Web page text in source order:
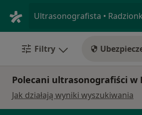
Ultrasonografista •
Filtry
Polecani ultrasonografiści w
Jak działają wyniki wyszukiwania